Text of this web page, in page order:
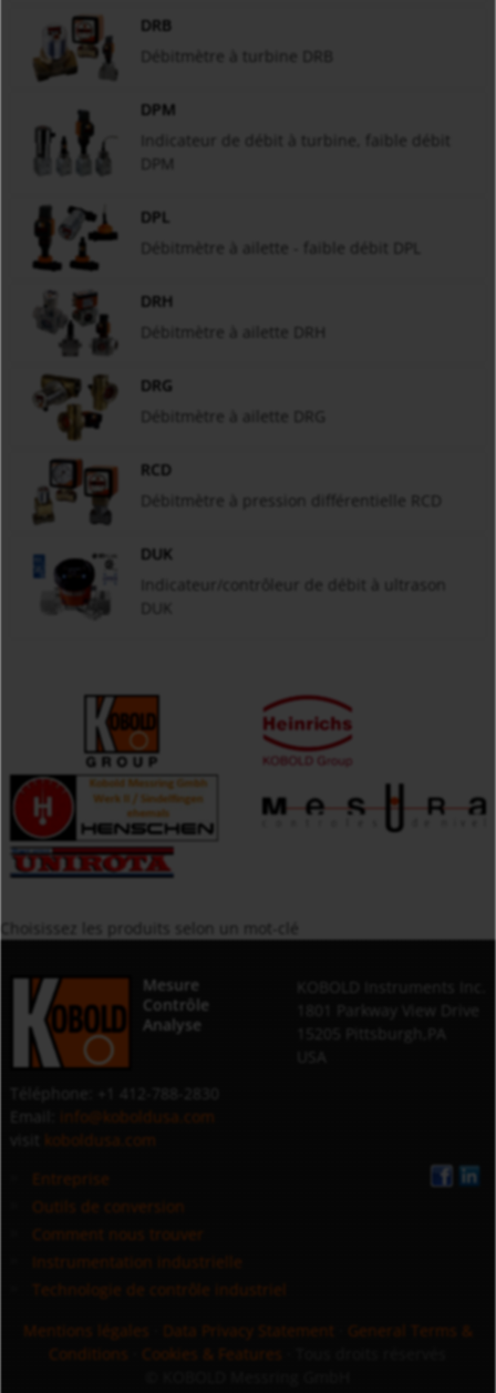
DRB
DPM
DPM
DPL
DRH
Débitmètre à ailette DRH
DRG
RCD
DUK
DUK
Mesure
Contrôle
Analyse
info@koboldusa.com
koboldusa.com
Entreprise
Outils de conversion
Comment nous trouver
Instrumentation industrielle
Technologie de contrôle industriel
Mentions légales
Data Privacy Statement
General Terms &
Conditions
Cookies & Features